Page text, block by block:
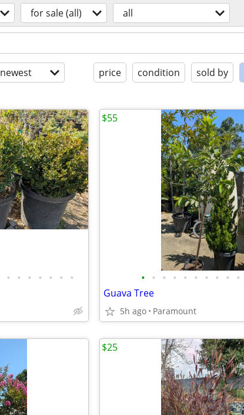
for sale (all) all
newest price condition sold by
• • • • • • • • • • • • • • • • •
Guava Tree
5h ago Paramount
$55
$25